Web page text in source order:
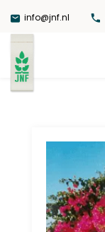
naar
de
inhoud
info@jnf.nl
JNF